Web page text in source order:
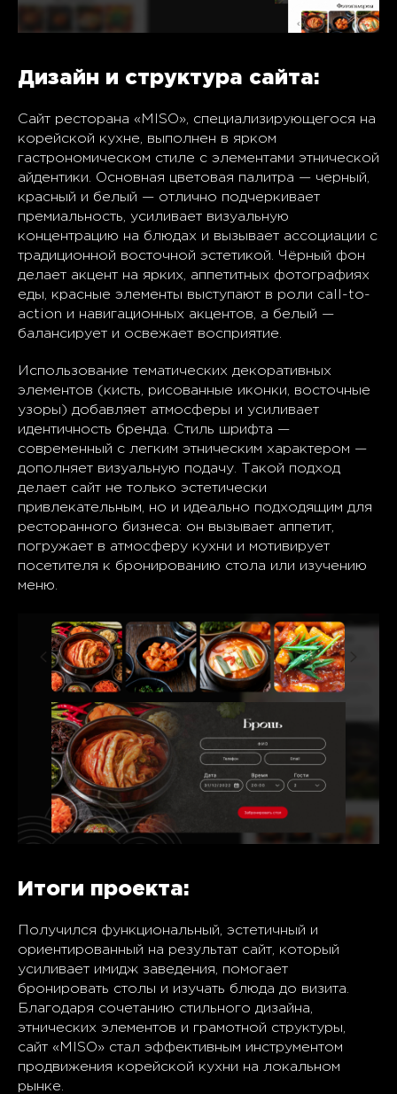
Дизайн и структура сайта:
Сайт ресторана «MISO», специализирующегося на
корейской кухне, выполнен в ярком
гастрономическом стиле с элементами этнической
айдентики. Основная цветовая палитра — черный,
красный и белый — отлично подчеркивает
премиальность, усиливает визуальную
концентрацию на блюдах и вызывает ассоциации с
традиционной восточной эстетикой. Чёрный фон
делает акцент на ярких, аппетитных фотографиях
еды, красные элементы выступают в роли call-to-
action и навигационных акцентов, а белый —
балансирует и освежает восприятие.
Использование тематических декоративных
элементов (кисть, рисованные иконки, восточные
узоры) добавляет атмосферы и усиливает
идентичность бренда. Стиль шрифта —
современный с легким этническим характером —
дополняет визуальную подачу. Такой подход
делает сайт не только эстетически
привлекательным, но и идеально подходящим для
ресторанного бизнеса: он вызывает аппетит,
погружает в атмосферу кухни и мотивирует
посетителя к бронированию стола или изучению
меню.
Итоги проекта:
Получился функциональный, эстетичный и
ориентированный на результат сайт, который
усиливает имидж заведения, помогает
бронировать столы и изучать блюда до визита.
Благодаря сочетанию стильного дизайна,
этнических элементов и грамотной структуры,
сайт «MISO» стал эффективным инструментом
продвижения корейской кухни на локальном
рынке.